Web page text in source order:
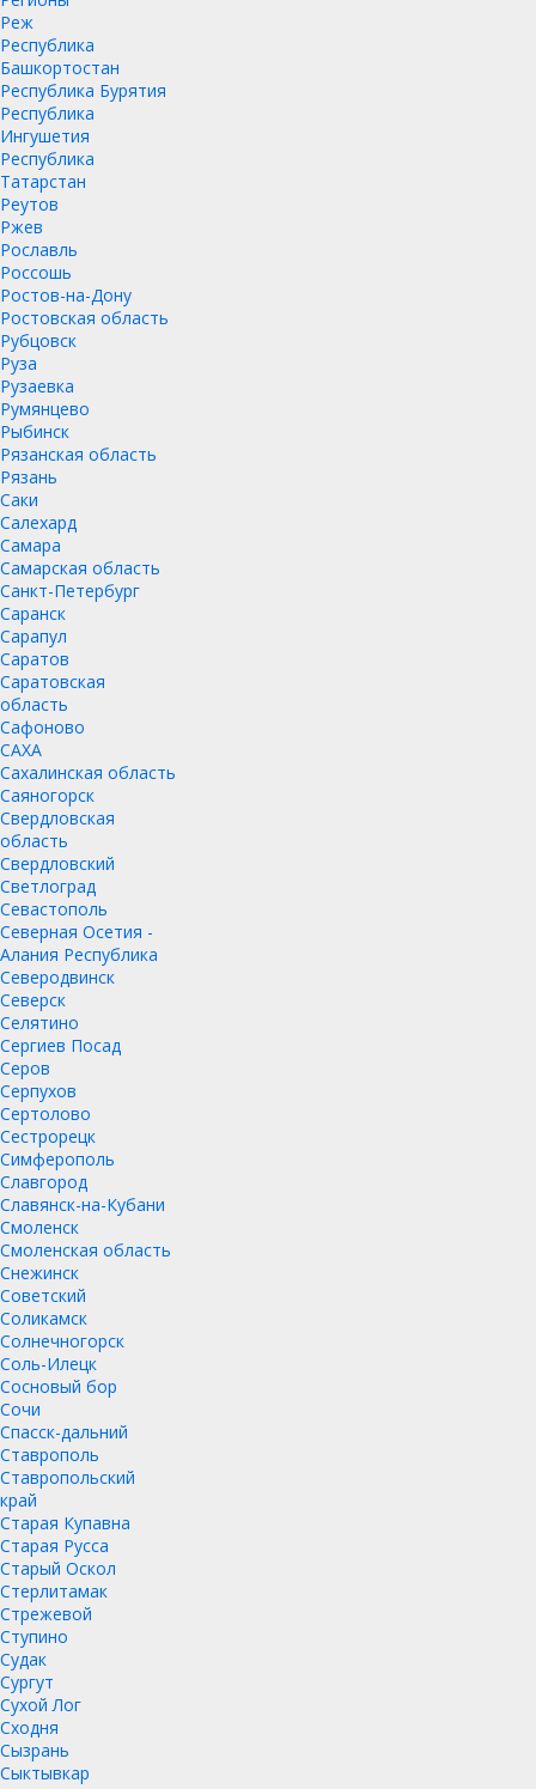
Реж
Республика
Башкортостан
Республика Бурятия
Республика
Ингушетия
Республика
Татарстан
Реутов
Ржев
Рославль
Россошь
Ростов-на-Дону
Ростовская область
Рубцовск
Руза
Рузаевка
Румянцево
Рыбинск
Рязанская область
Рязань
Саки
Салехард
Самара
Самарская область
Санкт-Петербург
Саранск
Сарапул
Саратов
Саратовская
область
Сафоново
САХА
Сахалинская область
Саяногорск
Свердловская
область
Свердловский
Светлоград
Севастополь
Северная Осетия -
Алания Республика
Северодвинск
Северск
Селятино
Сергиев Посад
Серов
Серпухов
Сертолово
Сестрорецк
Симферополь
Славгород
Славянск-на-Кубани
Смоленск
Смоленская область
Снежинск
Советский
Соликамск
Солнечногорск
Соль-Илецк
Сосновый бор
Сочи
Спасск-дальний
Ставрополь
Ставропольский
край
Старая Купавна
Старая Русса
Старый Оскол
Стерлитамак
Стрежевой
Ступино
Судак
Сургут
Сухой Лог
Сходня
Сызрань
Сыктывкар